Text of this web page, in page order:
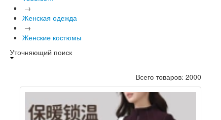
→
Женская одежда
→
Женские костюмы
Уточняющий поиск
Всего товаров: 2000